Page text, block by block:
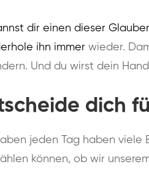
dir einen dieser
ihn immer wieder.
Und du wirst dein
dich
jeden Tag haben viele
können, ob wir